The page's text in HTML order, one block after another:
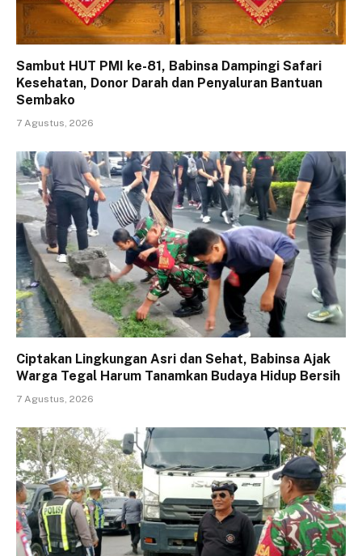
Sambut HUT PMI ke-81, Babinsa Dampingi Safari
Kesehatan, Donor Darah dan Penyaluran Bantuan
Sembako
7 Agustus, 2026
Ciptakan Lingkungan Asri dan Sehat, Babinsa Ajak
Warga Tegal Harum Tanamkan Budaya Hidup Bersih
7 Agustus, 2026